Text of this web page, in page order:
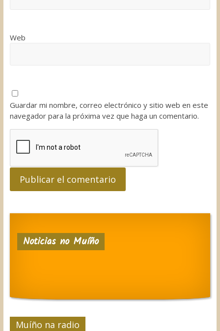
Web
Guardar mi nombre, correo electrónico y sitio web en este
navegador para la próxima vez que haga un comentario.
Noticias no Muíño
Muíño na radio